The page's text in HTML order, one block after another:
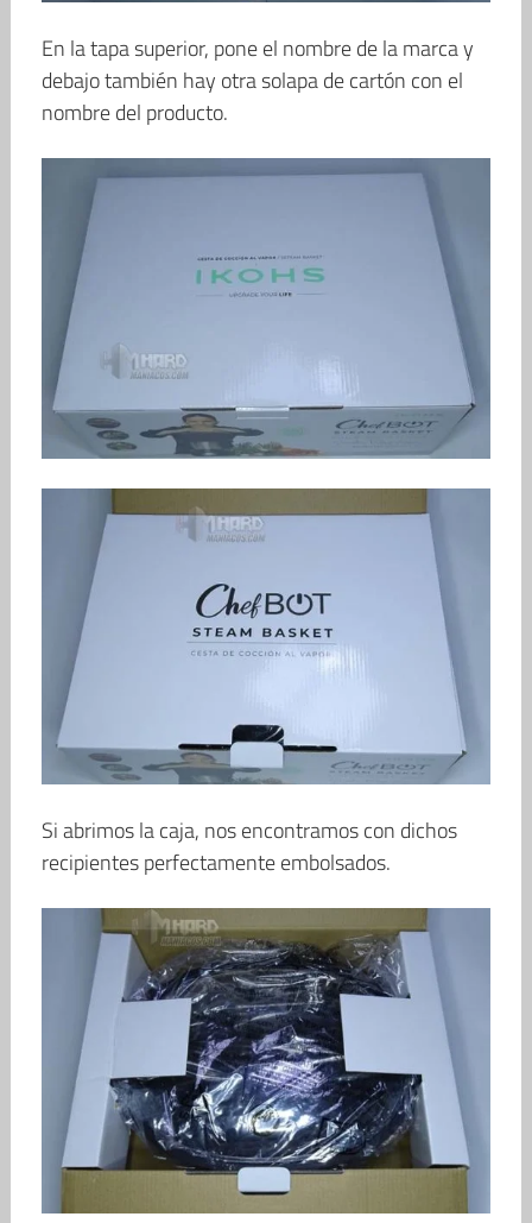
En la tapa superior, pone el nombre de la marca y
debajo también hay otra solapa de cartón con el
nombre del producto.
Si abrimos la caja, nos encontramos con dichos
recipientes perfectamente embolsados.